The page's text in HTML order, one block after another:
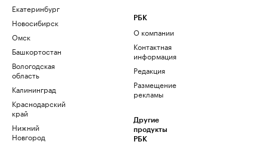
Екатеринбург
Новосибирск
Омск
Башкортостан
Вологодская
область
Калининград
Краснодарский
край
Нижний
Новгород
РБК
О компании
Контактная
информация
Редакция
Размещение
рекламы
Другие
продукты
РБК